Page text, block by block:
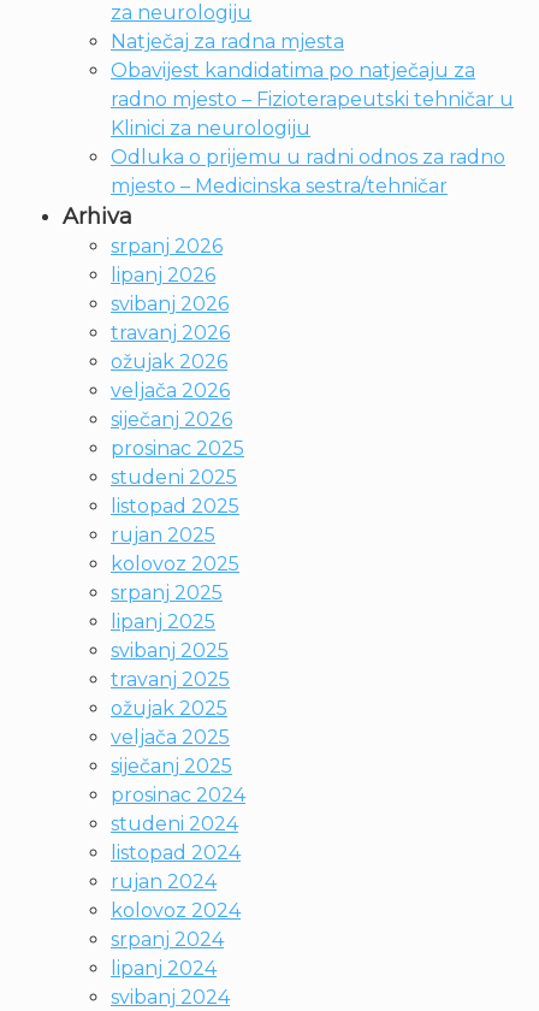
za neurologiju
Natječaj za radna mjesta
Obavijest kandidatima po natječaju za
radno mjesto – Fizioterapeutski tehničar u
Klinici za neurologiju
Odluka o prijemu u radni odnos za radno
mjesto – Medicinska sestra/tehničar
Arhiva
srpanj 2026
lipanj 2026
svibanj 2026
travanj 2026
ožujak 2026
veljača 2026
siječanj 2026
prosinac 2025
studeni 2025
listopad 2025
rujan 2025
kolovoz 2025
srpanj 2025
lipanj 2025
svibanj 2025
travanj 2025
ožujak 2025
veljača 2025
siječanj 2025
prosinac 2024
studeni 2024
listopad 2024
rujan 2024
kolovoz 2024
srpanj 2024
lipanj 2024
svibanj 2024